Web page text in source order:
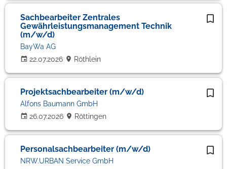
Sachbearbeiter Zentrales
Gewährleistungsmanagement Technik
(m/w/d)
22.07.2026
BayWa AG
Röthlein
Projektsachbearbeiter (m/w/d)
26.07.2026
Alfons Baumann GmbH
Röttingen
Personalsachbearbeiter (m/w/d)
NRW.URBAN Service GmbH